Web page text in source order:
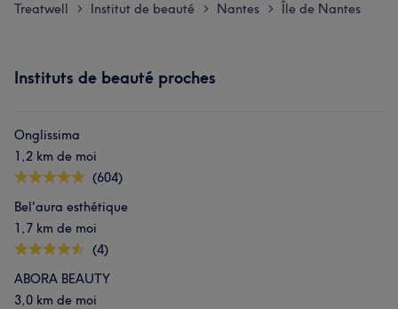
Treatwell > Institut de beauté > Nantes > Île de Nantes
Instituts de beauté proches
Onglissima
1,2 km de moi
(604)
Bel'aura esthétique
1,7 km de moi
(4)
ABORA BEAUTY
3,0 km de moi